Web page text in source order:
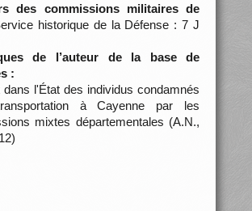
des commissions militaires de
historique de la Défense : 7 J
de l’auteur de la base de
:
dans l'État des individus condamnés
à Cayenne par les
mixtes départementales (A.N.,